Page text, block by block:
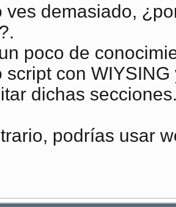
ves demasiado,
poco de
script con
dichas
podrías usar